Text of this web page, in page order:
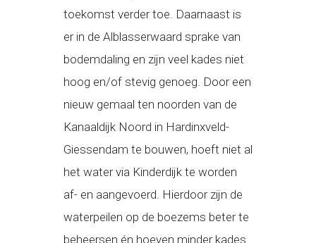
toekomst verder toe. Daarnaast is
er in de Alblasserwaard sprake van
bodemdaling en zijn veel kades niet
hoog en/of stevig genoeg. Door een
nieuw gemaal ten noorden van de
Kanaaldijk Noord in Hardinxveld-
Giessendam te bouwen, hoeft niet al
het water via Kinderdijk te worden
af- en aangevoerd. Hierdoor zijn de
waterpeilen op de boezems beter te
beheersen én hoeven minder kades